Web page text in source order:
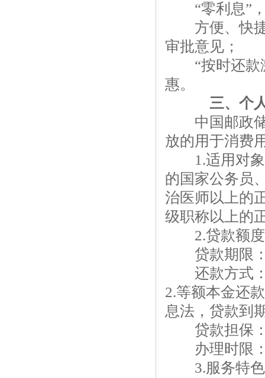
“零利息”，
方便、快捷
审批意见；
“按时还款激
惠。
三、个
中国邮政储
放的用于消费
1.适用对象
的国家公务员
治医师以上的
级职称以上的
2.贷款额度
贷款期限：
还款方式：
2.等额本金还
息法，贷款到
贷款担保：
办理时限：
3.服务特色